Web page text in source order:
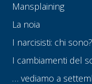
Mansplaining
La noia
I narcisisti: chi sono?
I cambiamenti del
… vediamo a